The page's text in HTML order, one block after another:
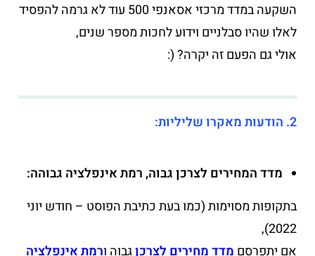
השקעה במדד מרכזי אסאנפי 500 עוד לא גרמה להפסיד
לאלו שהיו סבלניים וידוע לחכות מספר שנים,
אולי גם הפעם זה יקרה? (:
2. הודעות מאקרו שליליות:
מדד המחירים לצרכן גבוה, רמת אינפלציה גבוהה:
בתקופות מסוימות (כמו בעת כתיבת הפוסט – חודש יוני
2022),
אם יתפרסם מדד מחירים לצרכןגבוה ורמת אינפלציה